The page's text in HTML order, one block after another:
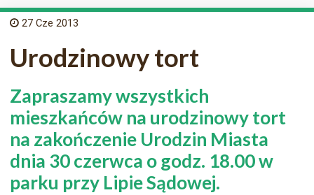
27 Cze 2013
Urodzinowy tort
Zapraszamy wszystkich
mieszkańców na urodzinowy tort
na zakończenie Urodzin Miasta
dnia 30 czerwca o godz. 18.00 w
parku przy Lipie Sądowej.